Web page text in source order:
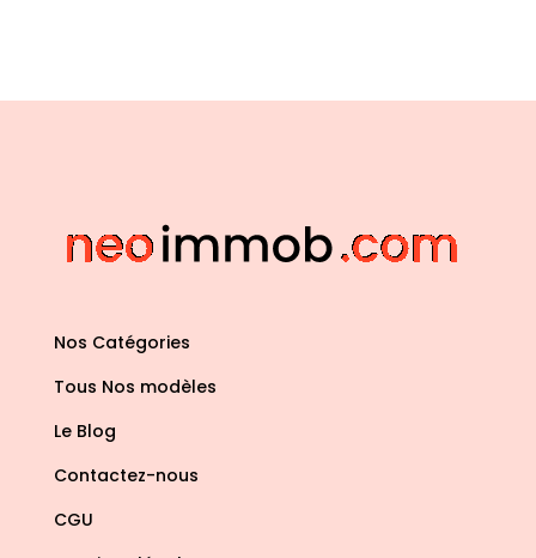
Nos Catégories
Tous Nos modèles
Le Blog
Contactez-nous
CGU